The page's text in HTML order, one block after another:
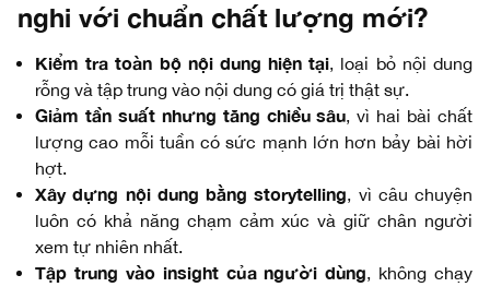
nghi với chuẩn chất lượng mới?
Kiểm tra toàn bộ nội dung hiện tại, loại bỏ nội dung
rỗng và tập trung vào nội dung có giá trị thật sự.
Giảm tần suất nhưng tăng chiều sâu, vì hai bài chất
lượng cao mỗi tuần có sức mạnh lớn hơn bảy bài hời
hợt.
Xây dựng nội dung bằng storytelling, vì câu chuyện
luôn có khả năng chạm cảm xúc và giữ chân người
xem tự nhiên nhất.
Tập trung vào insight của người dùng, không chạy